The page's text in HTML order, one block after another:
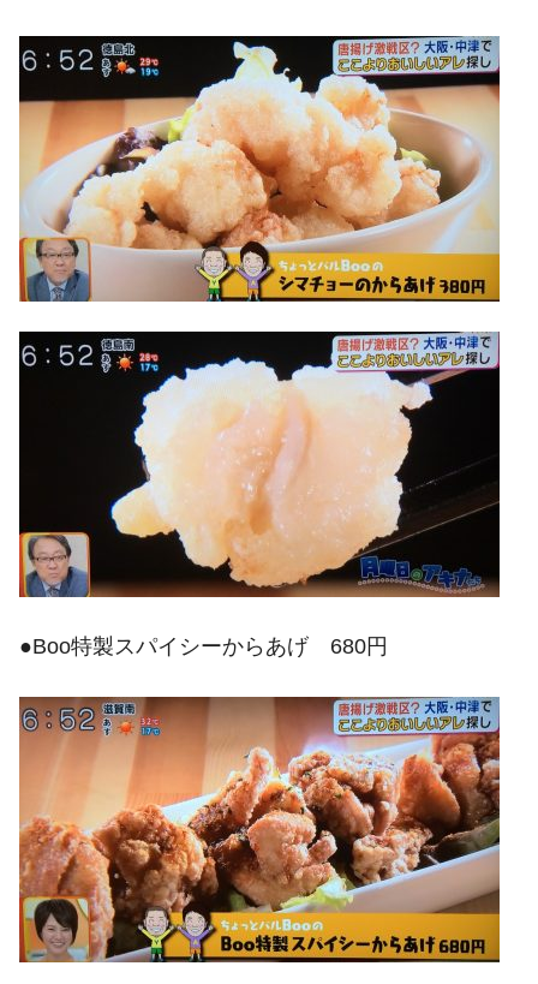
●Boo特製スパイシーからあげ 680円